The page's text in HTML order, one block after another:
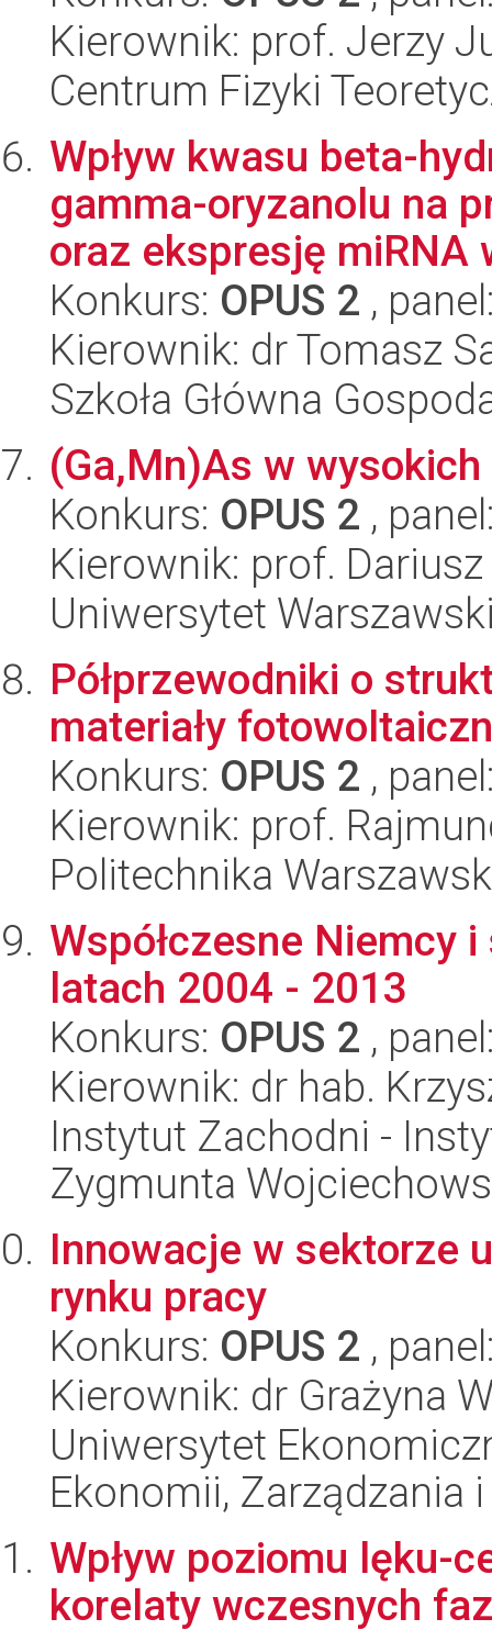
Kierownik: prof. Jerzy
Centrum Fizyki
Wpływ kwasu beta-
gamma-oryzanolu na
oraz ekspresję miRNA
Konkurs: OPUS 2 ,
Kierownik: dr Tomasz
Szkoła Główna
(Ga,Mn)As w
Konkurs: OPUS 2 ,
Kierownik: prof.
Uniwersytet
Półprzewodniki o
materiały
Konkurs: OPUS 2 ,
Kierownik: prof.
Politechnika
Współczesne Niemcy
latach 2004 - 2013
Konkurs: OPUS 2 ,
Kierownik: dr hab.
Instytut Zachodni -
Zygmunta
Innowacje w sektorze
rynku pracy
Konkurs: OPUS 2 ,
Kierownik: dr Grażyna
Uniwersytet
Ekonomii, Zarządzania
Wpływ poziomu lęku-
korelaty wczesnych